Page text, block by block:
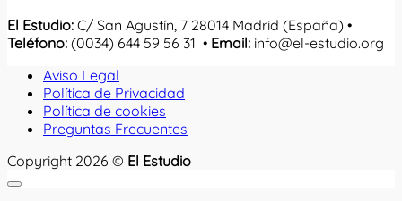
El Estudio: C/ San Agustín, 7 28014 Madrid (España) •
Teléfono: (0034) 644 59 56 31 • Email: info@el-estudio.org
Aviso Legal
Política de Privacidad
Política de cookies
Preguntas Frecuentes
Copyright 2026 © El Estudio